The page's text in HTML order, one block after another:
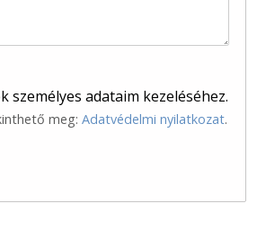
személyes adataim kezeléséhez.
meg: Adatvédelmi nyilatkozat.